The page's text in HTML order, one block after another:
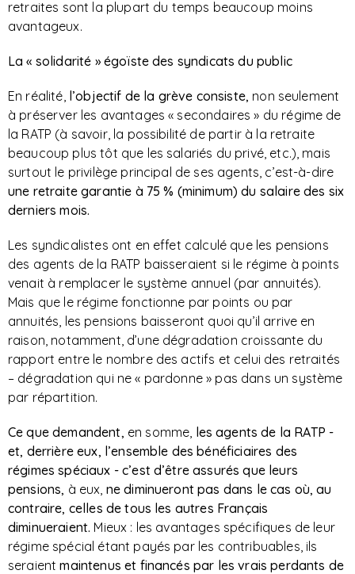
retraites sont la plupart du temps beaucoup moins
avantageux.
La « solidarité » égoïste des syndicats du public
En réalité, l’objectif de la grève consiste, non seulement
à préserver les avantages « secondaires » du régime de
la RATP (à savoir, la possibilité de partir à la retraite
beaucoup plus tôt que les salariés du privé, etc.), mais
surtout le privilège principal de ses agents, c’est-à-dire
une retraite garantie à 75 % (minimum) du salaire des six
derniers mois.
Les syndicalistes ont en effet calculé que les pensions
des agents de la RATP baisseraient si le régime à points
venait à remplacer le système annuel (par annuités).
Mais que le régime fonctionne par points ou par
annuités, les pensions baisseront quoi qu’il arrive en
raison, notamment, d’une dégradation croissante du
rapport entre le nombre des actifs et celui des retraités
– dégradation qui ne « pardonne » pas dans un système
par répartition.
Ce que demandent, en somme, les agents de la RATP -
et, derrière eux, l’ensemble des bénéficiaires des
régimes spéciaux - c’est d’être assurés que leurs
pensions, à eux, ne diminueront pas dans le cas où, au
contraire, celles de tous les autres Français
diminueraient. Mieux : les avantages spécifiques de leur
régime spécial étant payés par les contribuables, ils
seraientmaintenus et financés par les vrais perdants de